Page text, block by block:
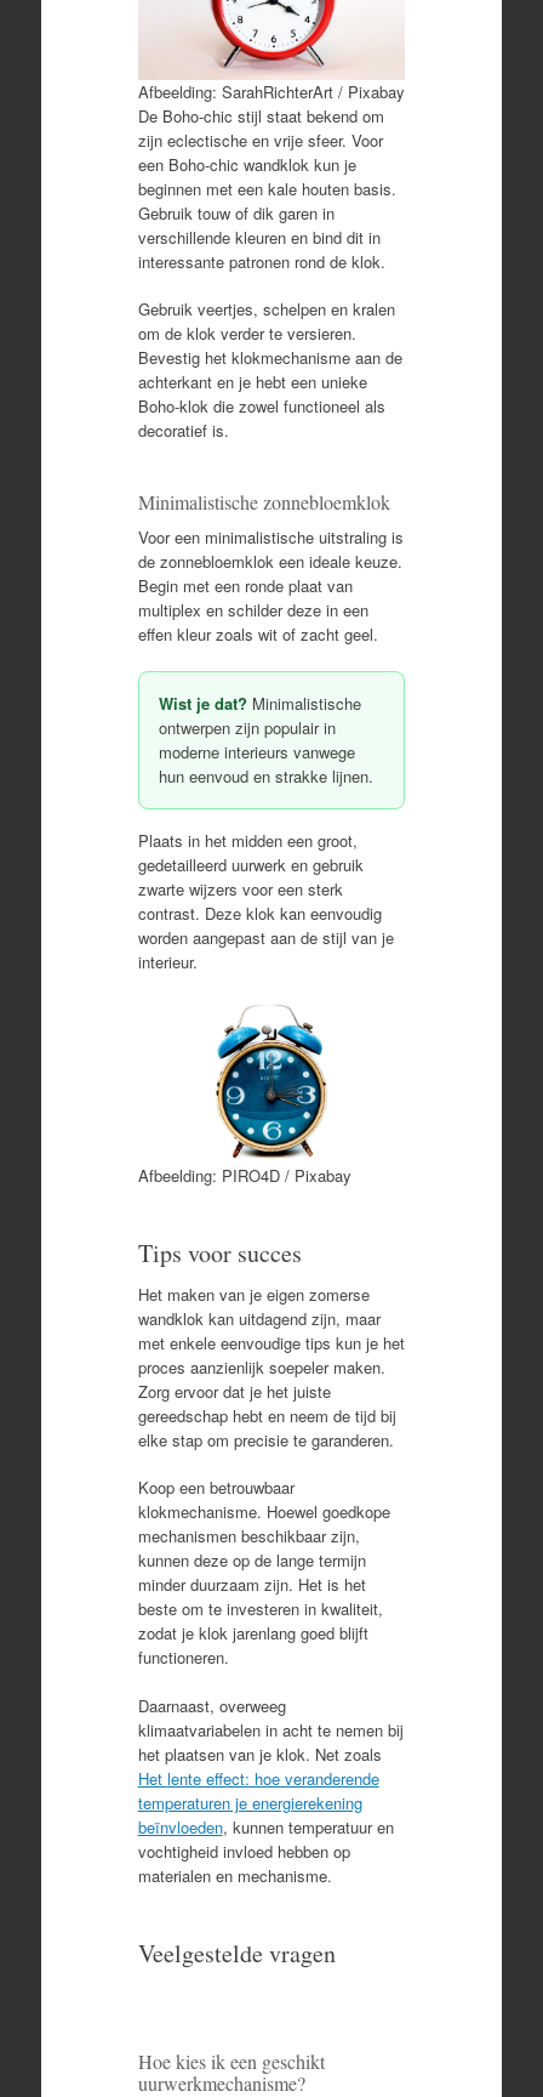
Afbeelding: SarahRichterArt / Pixabay
De Boho-chic stijl staat bekend om
zijn eclectische en vrije sfeer. Voor
een Boho-chic wandklok kun je
beginnen met een kale houten basis.
Gebruik touw of dik garen in
verschillende kleuren en bind dit in
interessante patronen rond de klok.
Gebruik veertjes, schelpen en kralen
om de klok verder te versieren.
Bevestig het klokmechanisme aan de
achterkant en je hebt een unieke
Boho-klok die zowel functioneel als
decoratief is.
Minimalistische zonnebloemklok
Voor een minimalistische uitstraling is
de zonnebloemklok een ideale keuze.
Begin met een ronde plaat van
multiplex en schilder deze in een
effen kleur zoals wit of zacht geel.
Wist je dat? Minimalistische
ontwerpen zijn populair in
moderne interieurs vanwege
hun eenvoud en strakke lijnen.
Plaats in het midden een groot,
gedetailleerd uurwerk en gebruik
zwarte wijzers voor een sterk
contrast. Deze klok kan eenvoudig
worden aangepast aan de stijl van je
interieur.
Afbeelding: PIRO4D / Pixabay
Tips voor succes
Het maken van je eigen zomerse
wandklok kan uitdagend zijn, maar
met enkele eenvoudige tips kun je het
proces aanzienlijk soepeler maken.
Zorg ervoor dat je het juiste
gereedschap hebt en neem de tijd bij
elke stap om precisie te garanderen.
Koop een betrouwbaar
klokmechanisme. Hoewel goedkope
mechanismen beschikbaar zijn,
kunnen deze op de lange termijn
minder duurzaam zijn. Het is het
beste om te investeren in kwaliteit,
zodat je klok jarenlang goed blijft
functioneren.
Daarnaast, overweeg
klimaatvariabelen in acht te nemen bij
het plaatsen van je klok. Net zoals
Het lente effect: hoe veranderende
temperaturen je energierekening
beïnvloeden, kunnen temperatuur en
vochtigheid invloed hebben op
materialen en mechanisme.
Veelgestelde vragen
Hoe kies ik een geschikt
uurwerkmechanisme?